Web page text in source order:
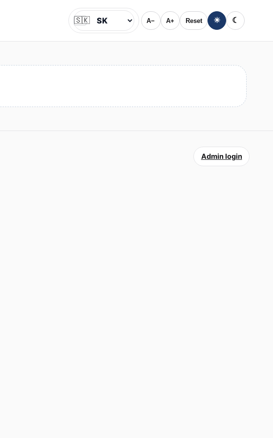
Jazyk
🇸🇰 A− A+ Reset ☀ ☾
Admin login